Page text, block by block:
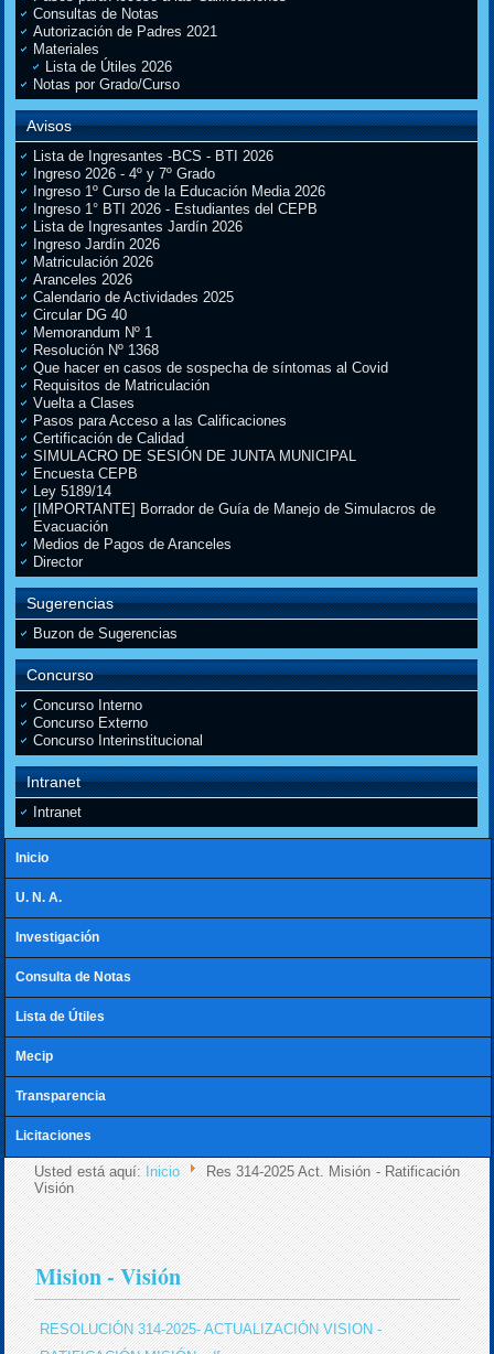
Consultas de Notas
Autorización de Padres 2021
Materiales
Lista de Útiles 2026
Notas por Grado/Curso
Avisos
Lista de Ingresantes -BCS - BTI 2026
Ingreso 2026 - 4º y 7º Grado
Ingreso 1º Curso de la Educación Media 2026
Ingreso 1° BTI 2026 - Estudiantes del CEPB
Lista de Ingresantes Jardín 2026
Ingreso Jardín 2026
Matriculación 2026
Aranceles 2026
Calendario de Actividades 2025
Circular DG 40
Memorandum Nº 1
Resolución Nº 1368
Que hacer en casos de sospecha de síntomas al Covid
Requisitos de Matriculación
Vuelta a Clases
Pasos para Acceso a las Calificaciones
Certificación de Calidad
SIMULACRO DE SESIÓN DE JUNTA MUNICIPAL
Encuesta CEPB
Ley 5189/14
[IMPORTANTE] Borrador de Guía de Manejo de Simulacros de
Evacuación
Medios de Pagos de Aranceles
Director
Sugerencias
Buzon de Sugerencias
Concurso
Concurso Interno
Concurso Externo
Concurso Interinstitucional
Intranet
Intranet
Inicio
U. N. A.
Investigación
Consulta de Notas
Lista de Útiles
Mecip
Transparencia
Licitaciones
Usted está aquí: Inicio
Res 314-2025 Act. Misión - Ratificación
Visión
Mision - Visión
RESOLUCIÓN 314-2025- ACTUALIZACIÓN VISION -